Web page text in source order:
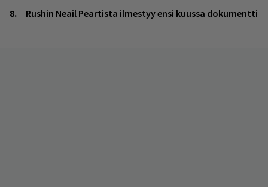
Rushin Neail Peartista ilmestyy ensi kuussa dokumentti